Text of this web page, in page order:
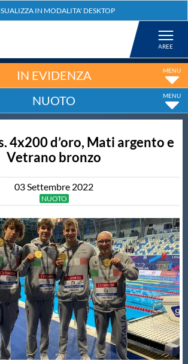
IN EVIDENZA
NUOTO
4x200 d’oro, Mati argento e
Vetrano bronzo
03Settembre 2022
NUOTO